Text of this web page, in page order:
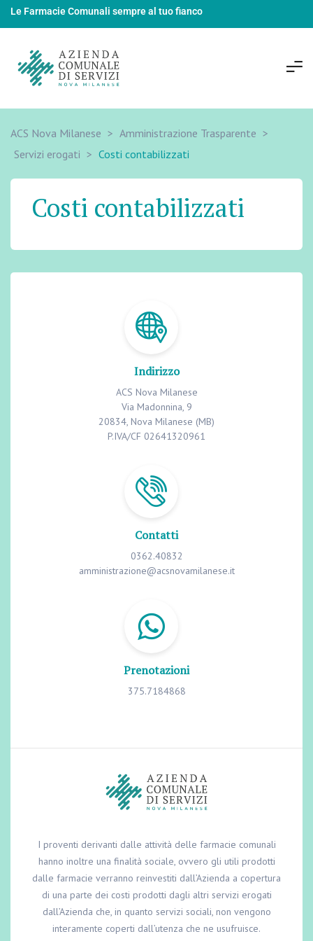
Le Farmacie Comunali sempre al tuo fianco
ACS Nova Milanese > Amministrazione Trasparente >
Servizi erogati > Costi contabilizzati
Costi contabilizzati
Indirizzo
ACS Nova Milanese
Via Madonnina, 9
20834, Nova Milanese (MB)
P.IVA/CF 02641320961
Contatti
0362.40832
amministrazione@acsnovamilanese.it
Prenotazioni
375.7184868
I proventi derivanti dalle attività delle farmacie comunali
hanno inoltre una finalità sociale, ovvero gli utili prodotti
dalle farmacie verranno reinvestiti dall’Azienda a copertura
di una parte dei costi prodotti dagli altri servizi erogati
dall’Azienda che, in quanto servizi sociali, non vengono
interamente coperti dall’utenza che ne usufruisce.